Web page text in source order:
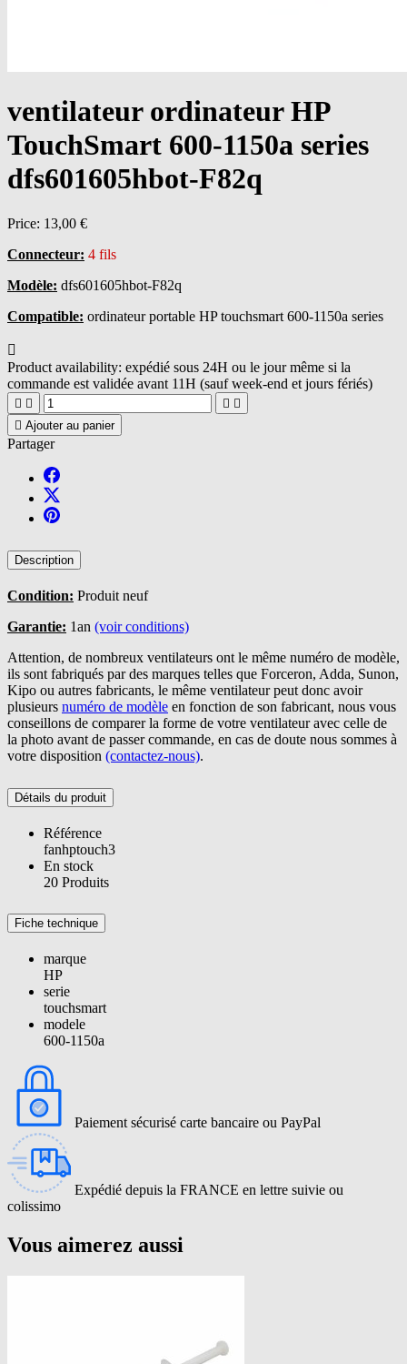
ventilateur ordinateur HP
TouchSmart 600-1150a series
dfs601605hbot-F82q
Price: 13,00 €
Connecteur: 4 fils
Modèle: dfs601605hbot-F82q
Compatible: ordinateur portable HP touchsmart 600-1150a series

Product availability: expédié sous 24H ou le jour même si la
commande est validée avant 11H (sauf week-end et jours fériés)
   
 Ajouter au panier
Partager
Description
Condition: Produit neuf
Garantie: 1an (voir conditions)
Attention, de nombreux ventilateurs ont le même numéro de modèle,
ils sont fabriqués par des marques telles que Forceron, Adda, Sunon,
Kipo ou autres fabricants, le même ventilateur peut donc avoir
plusieurs numéro de modèle en fonction de son fabricant, nous vous
conseillons de comparer la forme de votre ventilateur avec celle de
la photo avant de passer commande, en cas de doute nous sommes à
votre disposition (contactez-nous).
Détails du produit
Référence
fanhptouch3
En stock
20 Produits
Fiche technique
marque
HP
serie
touchsmart
modele
600-1150a
Paiement sécurisé carte bancaire ou PayPal
Expédié depuis la FRANCE en lettre suivie ou
colissimo
Vous aimerez aussi